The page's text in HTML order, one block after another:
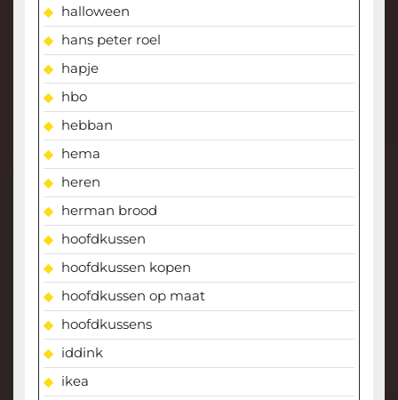
halloween
hans peter roel
hapje
hbo
hebban
hema
heren
herman brood
hoofdkussen
hoofdkussen kopen
hoofdkussen op maat
hoofdkussens
iddink
ikea